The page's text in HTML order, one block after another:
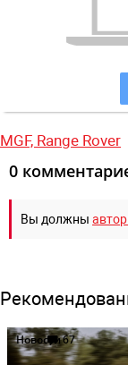
MGF, Range Rover
0
Вы должны
Новости67